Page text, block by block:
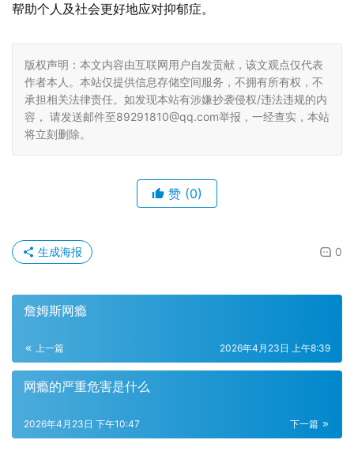
帮助个人及社会更好地应对抑郁症。
版权声明：本文内容由互联网用户自发贡献，该文观点仅代表
作者本人。本站仅提供信息存储空间服务，不拥有所有权，不
承担相关法律责任。如发现本站有涉嫌抄袭侵权/违法违规的内
容， 请发送邮件至89291810@qq.com举报，一经查实，本站
将立刻删除。
赞 (0)
0
生成海报
詹姆斯网瘾
上一篇 2026年4月23日 上午8:39
网瘾的严重危害是什么
下一篇
2026年4月23日 下午10:47